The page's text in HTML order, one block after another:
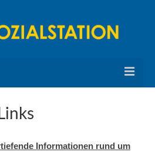
Informationen rund um